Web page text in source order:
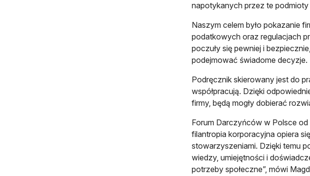
napotykanych przez te
Naszym celem było pokazanie
podatkowych oraz regulacjach
poczuły się pewniej i
podejmować świadome decyzje.
Podręcznik skierowany jest do
współpracują. Dzięki
firmy, będą mogły dobierać
Forum Darczyńców w Polsce
filantropia korporacyjna opiera
stowarzyszeniami. Dzięki temu
wiedzy, umiejętności i
potrzeby społeczne”, mówi